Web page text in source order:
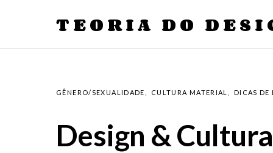
TEORIA DO
GÊNERO/SEXUALIDADE CULTURA MATERIAL DICAS DE
Design &